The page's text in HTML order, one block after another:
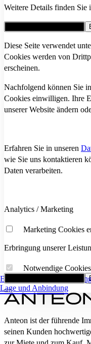
Eckdaten
Lage und Anbindung
Weitere Details finden Sie
Diese Seite verwendet
Cookies werden von
erscheinen.
Nachfolgend können Sie
Cookies einwilligen. Ihre
unserer Website ändern
Erfahren Sie in unseren
wie Sie uns kontaktieren
Daten verarbeiten.
Analytics / Marketing
Marketing Cookies
Erbringung unserer
Notwendige Cookies
Anteon ist der führende
seinen Kunden